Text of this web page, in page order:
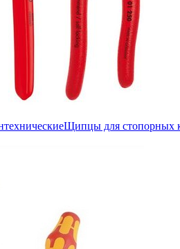
Щипцы для стопорных